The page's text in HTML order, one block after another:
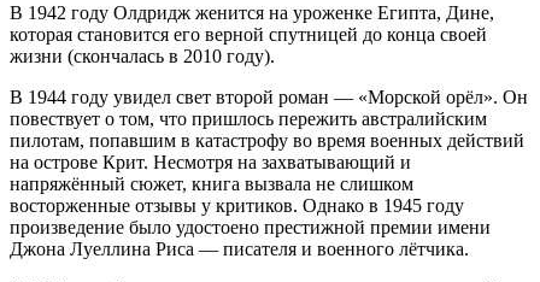
В 1942 году Олдридж женится на уроженке Египта, Дине,
которая становится его верной спутницей до конца своей
жизни (скончалась в 2010 году).
В 1944 году увидел свет второй роман — «Морской орёл». Он
повествует о том, что пришлось пережить австралийским
пилотам, попавшим в катастрофу во время военных действий
на острове Крит. Несмотря на захватывающий и
напряжённый сюжет, книга вызвала не слишком
восторженные отзывы у критиков. Однако в 1945 году
произведение было удостоено престижной премии имени
Джона Луеллина Риса — писателя и военного лётчика.